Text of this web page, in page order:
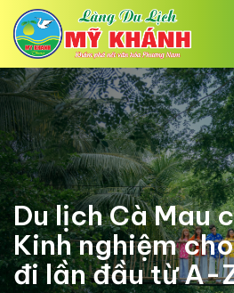
Du lịch Cà Mau
Kinh nghiệm
đi lần đầu từ A-